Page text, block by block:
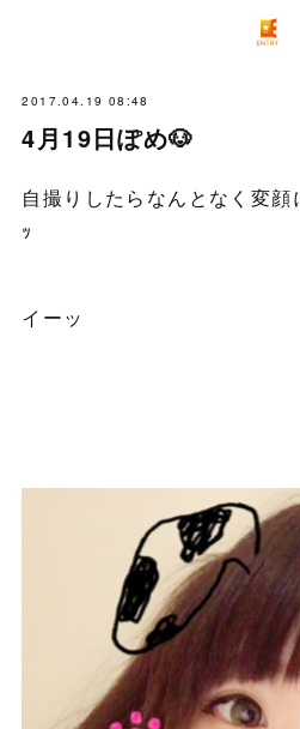
2017.04.19 08:48
4月19日ぽめ🐶
自撮りしたらなんとなく変
ｯ
イーッ